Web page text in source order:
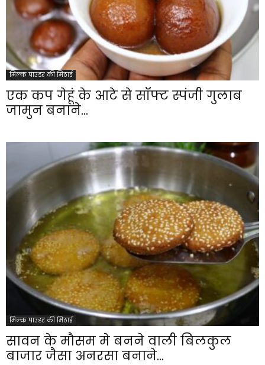
मिल्क पाउडर की मिठाई
एक कप गेहूं के आटे से सॉफ्ट स्पंजी गुलाब
जामुन बनाने...
मिल्क पाउडर की मिठाई
सावन के मौसम मे बनने वाली बिलकुल
बाजार जैसा अनरसा बनाने...